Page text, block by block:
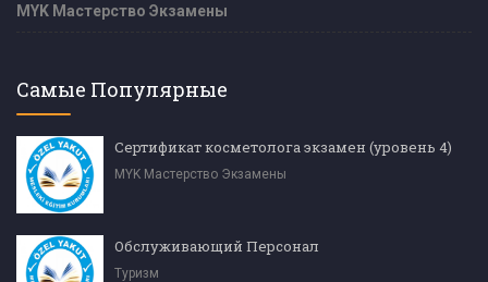
MYK Мастерство Экзамены
Самые Популярные
Сертификат косметолога экзамен (уровень 4)
MYK Мастерство Экзамены
Обслуживающий Персонал
Туризм